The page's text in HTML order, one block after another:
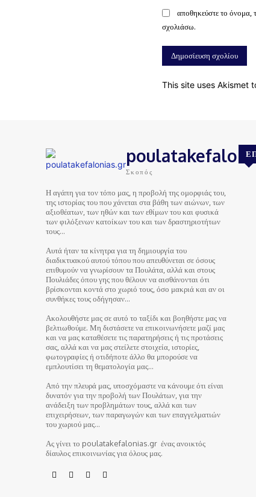
αποθηκεύστε το όνομα,
σχολιάσω.
This site uses Akismet
Σκοπός
Η αγάπη για τον τόπο μας, η προβολή της ομορφιάς του,
της ιστορίας του που χάνεται στα βάθη των αιώνων, των
αξιοθέατων, των ηθών και των εθίμων του και φυσικά
των φιλόξενων κατοίκων του και των δραστηριοτήτων
τους…
Αυτά ήταν τα κίνητρα για τη δημιουργία του
διαδικτυακού αυτού τόπου που απευθύνεται σε όσους
επιθυμούν να γνωρίσουν τα Πουλάτα, αλλά και στους
Πουλιάδες όπου γης που θέλουν να αισθάνονται ότι
βρίσκονται κοντά στο χωριό τους, όσο μακριά και αν οι
συνθήκες τους οδήγησαν…
Ακολουθήστε μας σε αυτό το ταξίδι και βοηθήστε μας να
βελτιωθούμε. Μη διστάσετε να επικοινωνήσετε μαζί μας
και να μας καταθέσετε τις παρατηρήσεις ή τις προτάσεις
σας, αλλά και να μας στείλετε στοιχεία, ιστορίες,
φωτογραφίες ή οτιδήποτε άλλο θα μπορούσε να
εμπλουτίσει τη θεματολογία μας…
Από την πλευρά μας, υποσχόμαστε να κάνουμε ότι είναι
δυνατόν για την προβολή των Πουλάτων, για την
ανάδειξη των προβλημάτων τους, αλλά και των
επιχειρήσεων, των παραγωγών και των επαγγελματιών
του χωριού μας…
Ας γίνει το poulatakefalonias.gr ένας ανοικτός
δίαυλος επικοινωνίας για όλους μας.